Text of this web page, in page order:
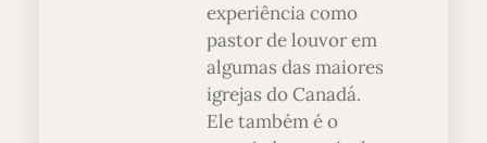
experiência como
pastor de louvor em
algumas das maiores
igrejas do Canadá.
Ele também é o